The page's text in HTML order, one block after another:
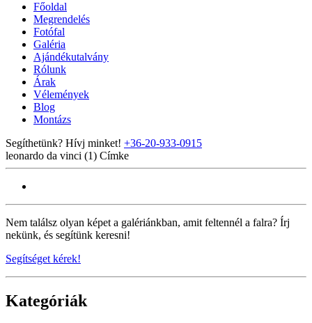
Főoldal
Megrendelés
Fotófal
Galéria
Ajándékutalvány
Rólunk
Árak
Vélemények
Blog
Montázs
Segíthetünk? Hívj minket! +36-20-933-0915
leonardo da vinci (1) Címke
Nem találsz olyan képet a galériánkban, amit feltennél a falra? Írj
nekünk, és segítünk keresni!
Segítséget kérek!
Kategóriák